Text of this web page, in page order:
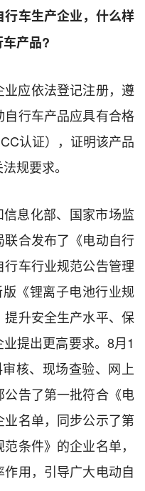
车生产企业，什么样
产品?
应依法登记注册，遵
行车产品应具有合格
认证），证明该产品
规要求。
息化部、国家市场监
合发布了《电动自行
车行业规范公告管理
《锂离子电池行业规
升安全生产水平、保
提出更高要求。8月1
核、现场查验、网上
告了第一批符合《电
名单，同步公示了第
条件》的企业名单，
用，引导广大电动自